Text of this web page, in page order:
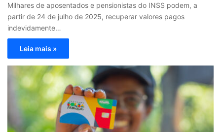
Milhares de aposentados e pensionistas do INSS podem, a
partir de 24 de julho de 2025, recuperar valores pagos
indevidamente…
Leia mais »